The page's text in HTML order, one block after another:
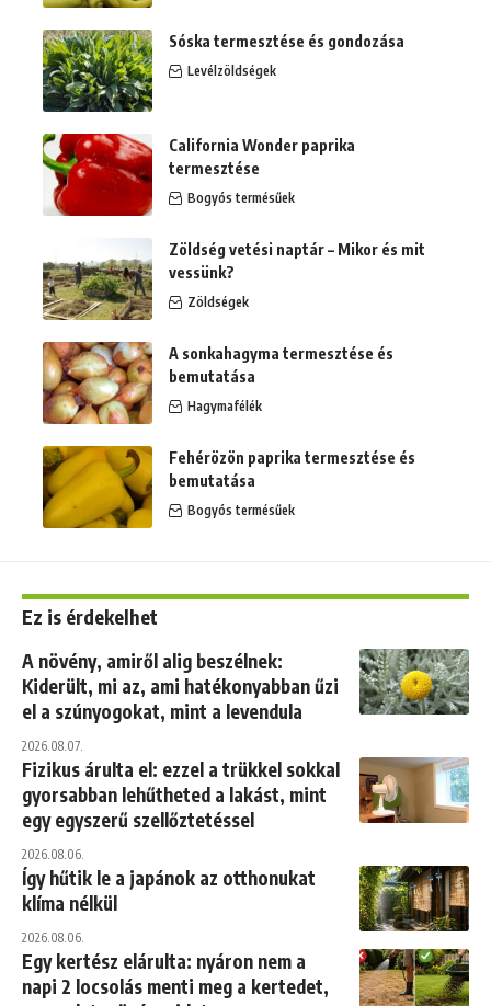
Sóska termesztése és gondozása
Levélzöldségek
California Wonder paprika
termesztése
Bogyós termésűek
Zöldség vetési naptár – Mikor és mit
vessünk?
Zöldségek
A sonkahagyma termesztése és
bemutatása
Hagymafélék
Fehérözön paprika termesztése és
bemutatása
Bogyós termésűek
Ez is érdekelhet
A növény, amiről alig beszélnek:
Kiderült, mi az, ami hatékonyabban űzi
el a szúnyogokat, mint a levendula
2026.08.07.
Fizikus árulta el: ezzel a trükkel sokkal
gyorsabban lehűtheted a lakást, mint
egy egyszerű szellőztetéssel
2026.08.06.
Így hűtik le a japánok az otthonukat
klíma nélkül
2026.08.06.
Egy kertész elárulta: nyáron nem a
napi 2 locsolás menti meg a kertedet,